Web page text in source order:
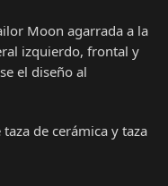
Moon agarrada a la
izquierdo, frontal y
el diseño al
de cerámica y taza